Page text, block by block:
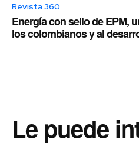
Revista 360
Energía con sello de EPM,
los colombianos y al
Le puede